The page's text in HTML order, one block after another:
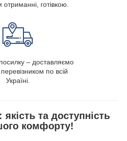
отриманні, готівкою.
– доставляємо
по всій
Україні.
та доступність
комфорту!